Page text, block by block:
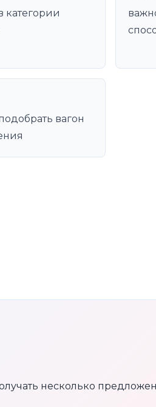
категории
вагон
несколько